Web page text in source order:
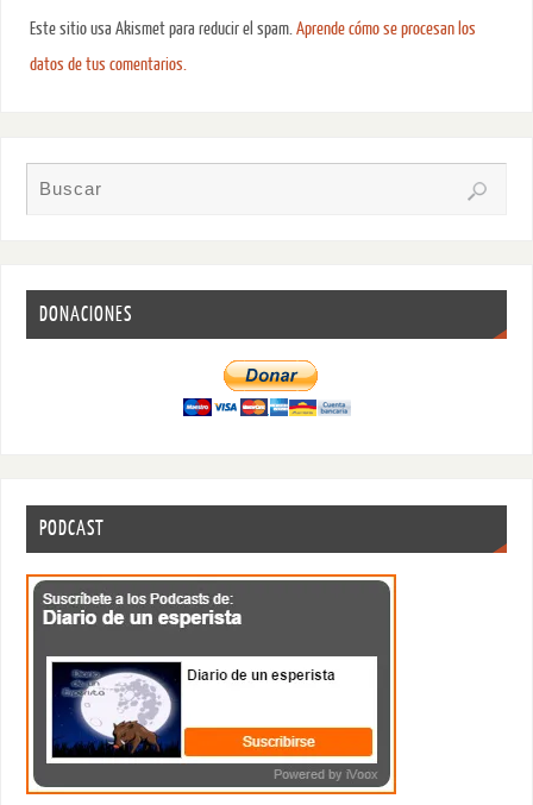
Este sitio usa Akismet para reducir el spam.Aprende cómo se procesan los
datos de tus comentarios.
DONACIONES
PODCAST